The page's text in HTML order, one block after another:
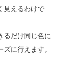
見えるわけで
るだけ同じ色に
に行えます。